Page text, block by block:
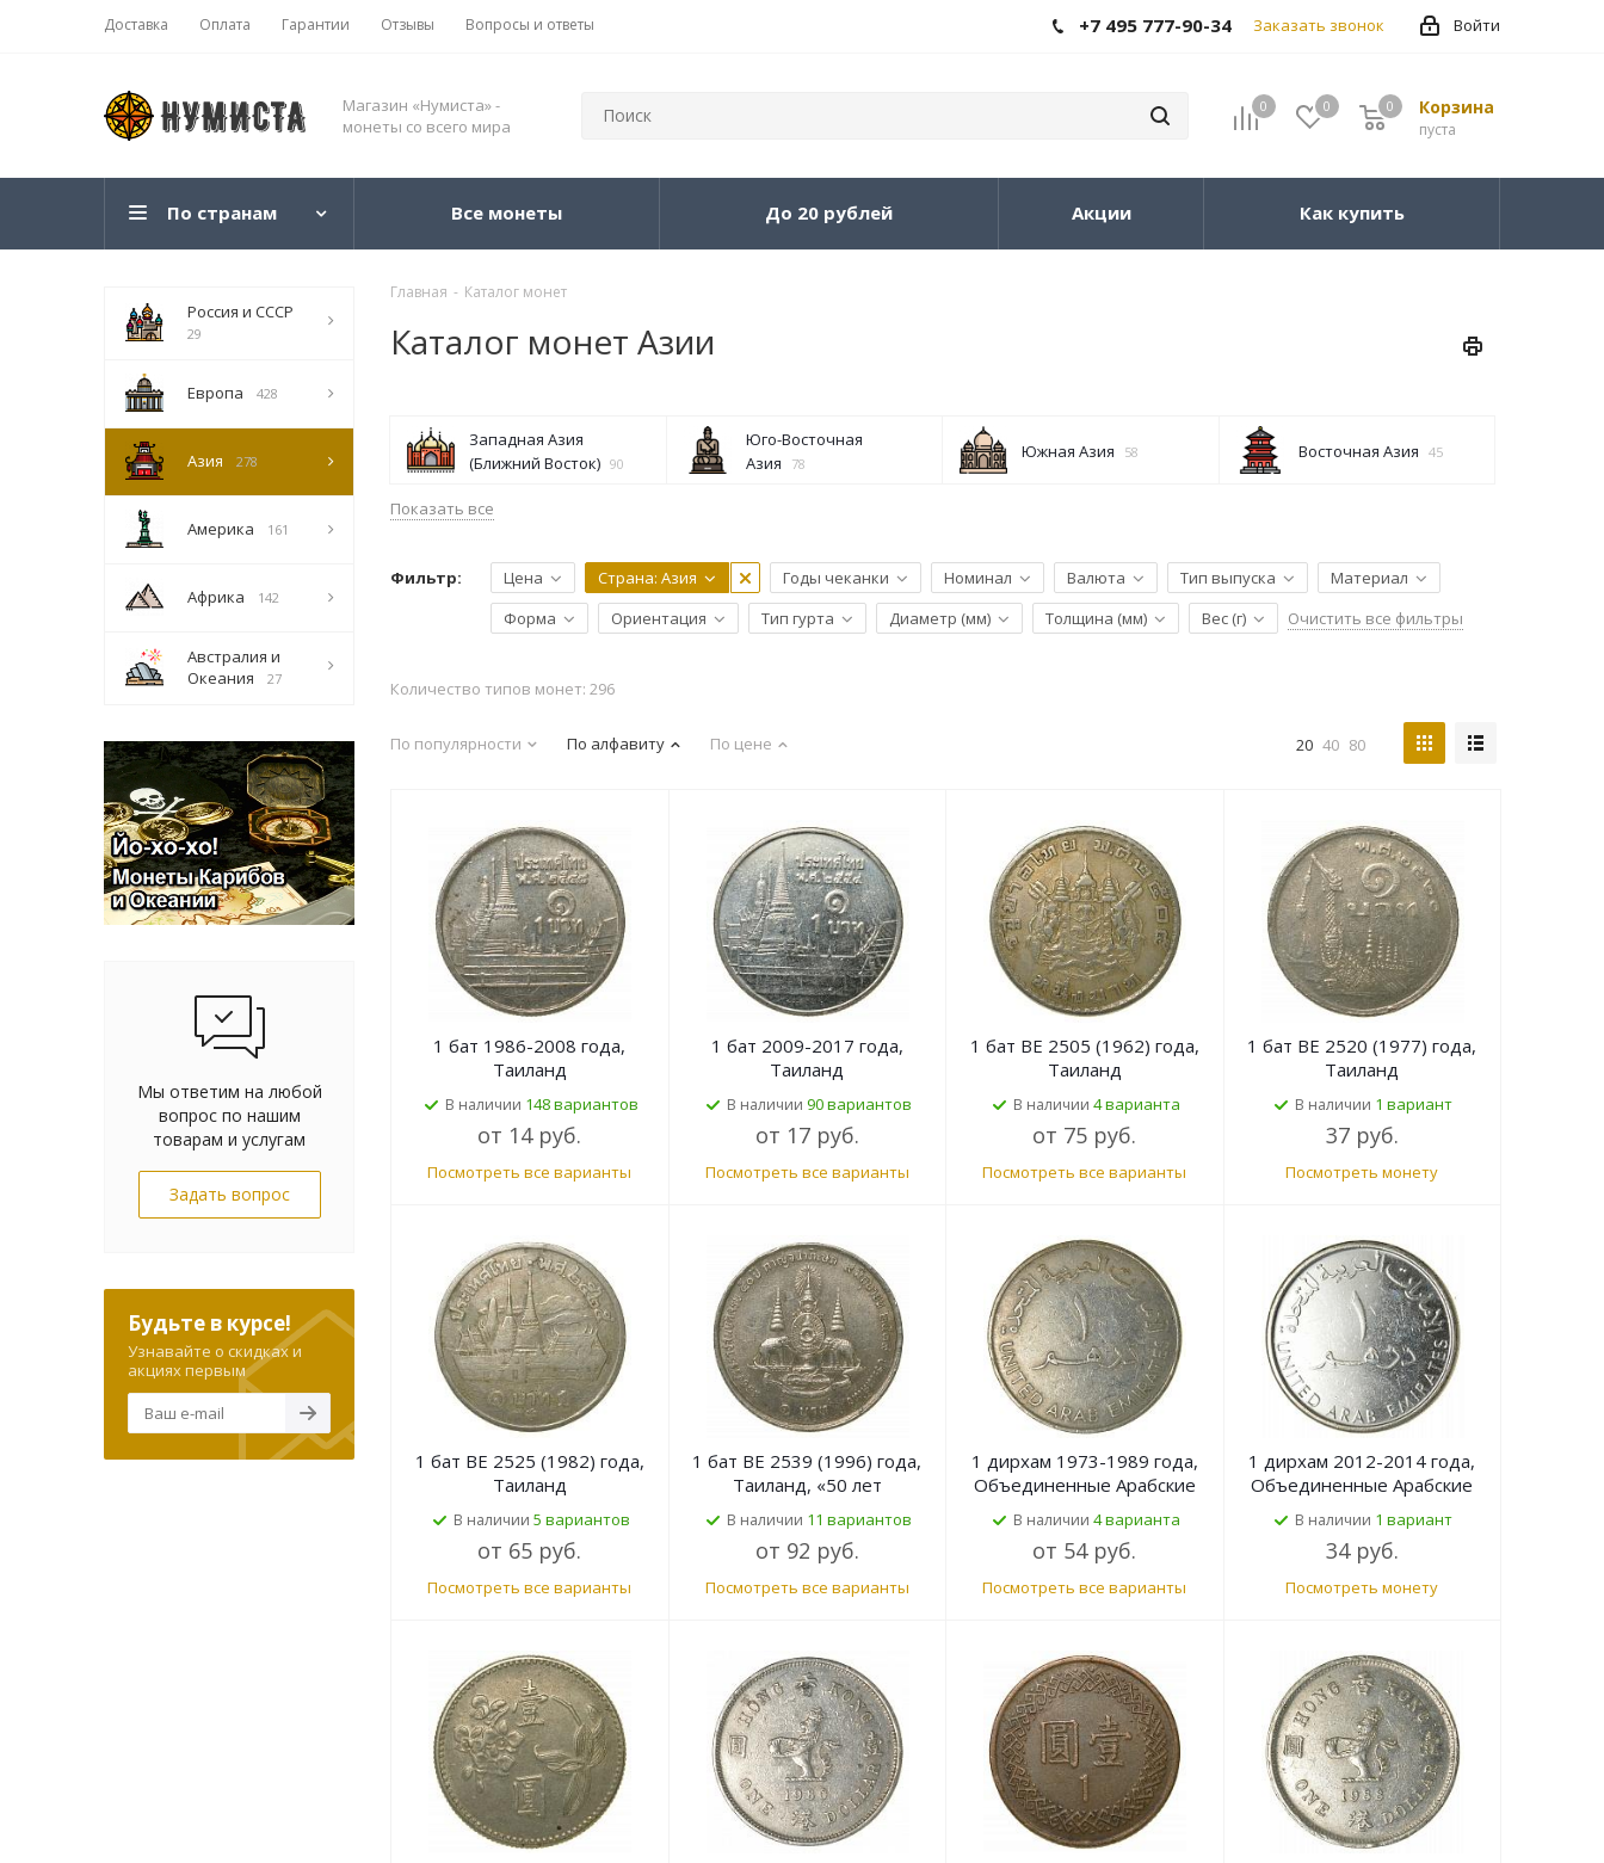
Доставка Оплата Гарантии Отзывы Вопросы и ответы Войти
+7 495 777-90-34 Заказать звонок
Магазин «Нумиста» -
монеты со всего мира
0 0 Корзина
пуста
0
По странам Все монеты До 20 рублей Акции Как купить
Главная - Каталог монет
Каталог монет Азии
Западная Азия
(Ближний Восток) 90
Юго-Восточная
Азия
78
Южная Азия 58 Восточная Азия 45
Показать все
Фильтр: Цена Страна: Азия Годы чеканки Номинал Валюта Тип выпуска
Материал
Форма
Ориентация Тип гурта Диаметр (мм) Толщина (мм) Вес (г) Очистить все фильтры
Количество типов монет: 296
По популярности По алфавиту По цене 20 40 80
1 бат 1986-2008 года,
Таиланд
В наличии 148 вариантов
от 14 руб.
Посмотреть все варианты
1 бат 2009-2017 года,
Таиланд
В наличии 90 вариантов
от 17 руб.
Посмотреть все варианты
1 бат BE 2505 (1962) года,
Таиланд
В наличии 4 варианта
от 75 руб.
Посмотреть все варианты
1 бат BE 2520 (1977) года,
Таиланд
В наличии 1 вариант
37 руб.
Посмотреть монету
1 бат BE 2525 (1982) года,
Таиланд
В наличии 5 вариантов
от 65 руб.
Посмотреть все варианты
1 бат BE 2539 (1996) года,
Таиланд, «50 лет
правления Короля Рамы
IX»
В наличии 11 вариантов
от 92 руб.
Посмотреть все варианты
1 дирхам 1973-1989 года,
Объединенные Арабские
Эмираты (ОАЭ)
В наличии 4 варианта
от 54 руб.
Посмотреть все варианты
1 дирхам 2012-2014 года,
Объединенные Арабские
Эмираты (ОАЭ)
В наличии 1 вариант
34 руб.
Посмотреть монету
Россия и СССР
29
Европа 428
Азия 278
Америка 161
Африка 142
Австралия и
Океания
27
Мы ответим на любой
вопрос по нашим
товарам и услугам
Задать вопрос
Будьте в курсе!
Узнавайте о скидках и
акциях первым